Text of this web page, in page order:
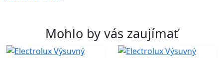
Mohlo by vás zaujímať